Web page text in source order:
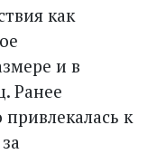
как
и в
Ранее
к